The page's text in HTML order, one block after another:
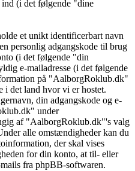
(i det følgende "dine
et unikt identificerbart navn
personlig adgangskode til brug
(i det følgende "din
e-mailadresse (i det følgende
på "AalborgRoklub.dk"
i det land hvor vi er hostet.
din adgangskode og e-
under
af "AalborgRoklub.dk"'s valg
alle omstændigheder kan du
der skal vises
for din konto, at til- eller
fra phpBB-softwaren.